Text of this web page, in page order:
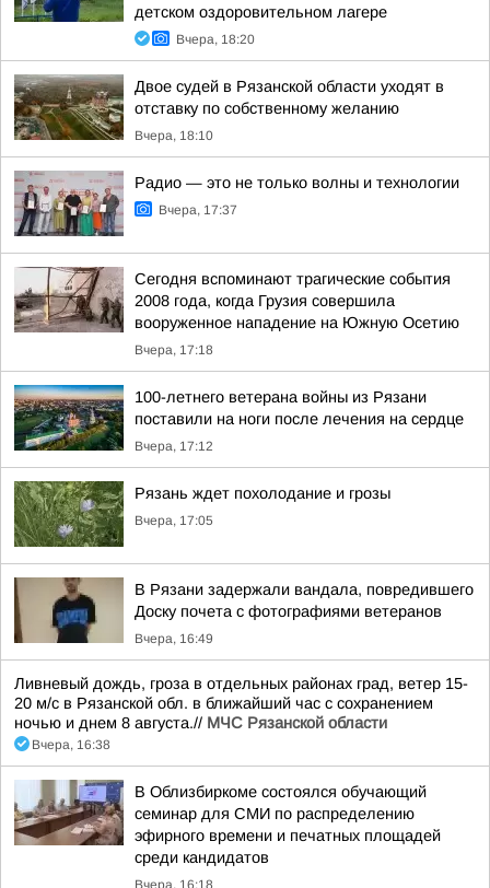
детском оздоровительном лагере
Вчера, 18:20
Двое судей в Рязанской области уходят в
отставку по собственному желанию
Вчера, 18:10
Радио — это не только волны и технологии
Вчера, 17:37
Сегодня вспоминают трагические события
2008 года, когда Грузия совершила
вооруженное нападение на Южную Осетию
Вчера, 17:18
100-летнего ветерана войны из Рязани
поставили на ноги после лечения на сердце
Вчера, 17:12
Рязань ждет похолодание и грозы
Вчера, 17:05
В Рязани задержали вандала, повредившего
Доску почета с фотографиями ветеранов
Вчера, 16:49
Ливневый дождь, гроза в отдельных районах град, ветер 15-
20 м/с в Рязанской обл. в ближайший час с сохранением
ночью и днем 8 августа.// МЧС Рязанской области
Вчера, 16:38
В Облизбиркоме состоялся обучающий
семинар для СМИ по распределению
эфирного времени и печатных площадей
среди кандидатов
Вчера, 16:18